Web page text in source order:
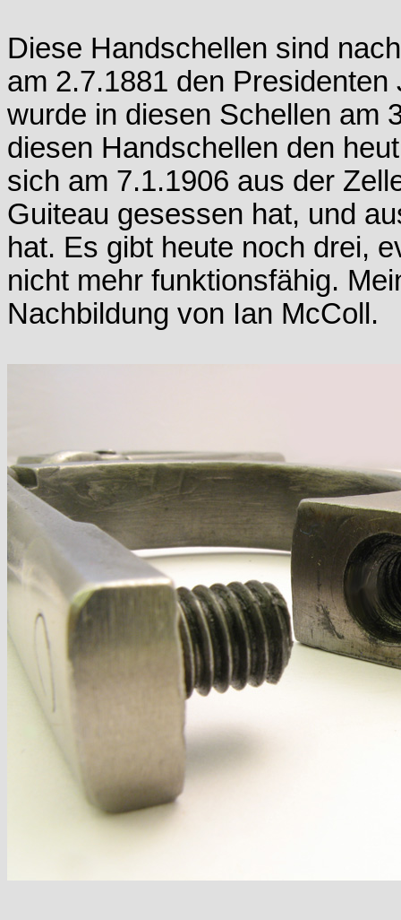
Diese Handschellen sind
am 2.7.1881 den
wurde in diesen Schellen am
diesen Handschellen den
sich am 7.1.1906 aus der
Guiteau gesessen hat, und
hat. Es gibt heute noch drei,
nicht mehr funktionsfähig.
Nachbildung von Ian McColl.